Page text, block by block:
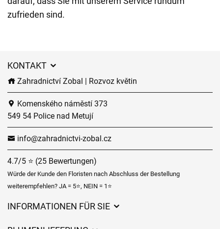
zufrieden sind.
KONTAKT
Zahradnictví Zobal | Rozvoz květin
Komenského náměstí 373
549 54 Police nad Metují
info@zahradnictvi-zobal.cz
4.7/5 ⭐ (25 Bewertungen)
Würde der Kunde den Floristen nach Abschluss der Bestellung
weiterempfehlen? JA = 5⭐, NEIN = 1⭐
INFORMATIONEN FÜR SIE